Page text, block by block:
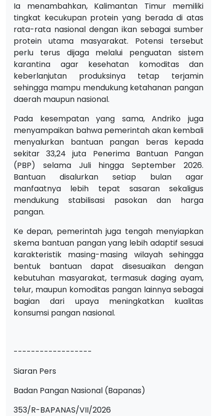
Ia menambahkan, Kalimantan Timur memiliki
tingkat kecukupan protein yang berada di atas
rata-rata nasional dengan ikan sebagai sumber
protein utama masyarakat. Potensi tersebut
perlu terus dijaga melalui penguatan sistem
karantina agar kesehatan komoditas dan
keberlanjutan produksinya tetap terjamin
sehingga mampu mendukung ketahanan pangan
daerah maupun nasional.
Pada kesempatan yang sama, Andriko juga
menyampaikan bahwa pemerintah akan kembali
menyalurkan bantuan pangan beras kepada
sekitar 33,24 juta Penerima Bantuan Pangan
(PBP) selama Juli hingga September 2026.
Bantuan disalurkan setiap bulan agar
manfaatnya lebih tepat sasaran sekaligus
mendukung stabilisasi pasokan dan harga
pangan.
Ke depan, pemerintah juga tengah menyiapkan
skema bantuan pangan yang lebih adaptif sesuai
karakteristik masing-masing wilayah sehingga
bentuk bantuan dapat disesuaikan dengan
kebutuhan masyarakat, termasuk daging ayam,
telur, maupun komoditas pangan lainnya sebagai
bagian dari upaya meningkatkan kualitas
konsumsi pangan nasional.
------------------
Siaran Pers
Badan Pangan Nasional (Bapanas)
353/R-BAPANAS/VII/2026